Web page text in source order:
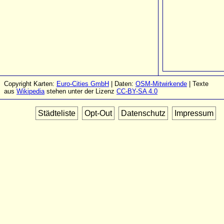
Copyright Karten: Euro-Cities GmbH | Daten: OSM-Mitwirkende | Texte
aus Wikipediastehen unter der Lizenz CC-BY-SA 4.0
Städteliste Opt-Out Datenschutz Impressum